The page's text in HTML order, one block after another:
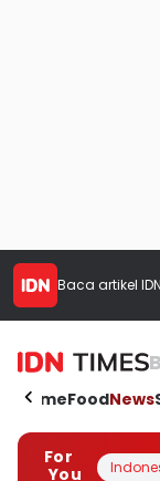
Baca artikel
HomeFoodNews
For
You